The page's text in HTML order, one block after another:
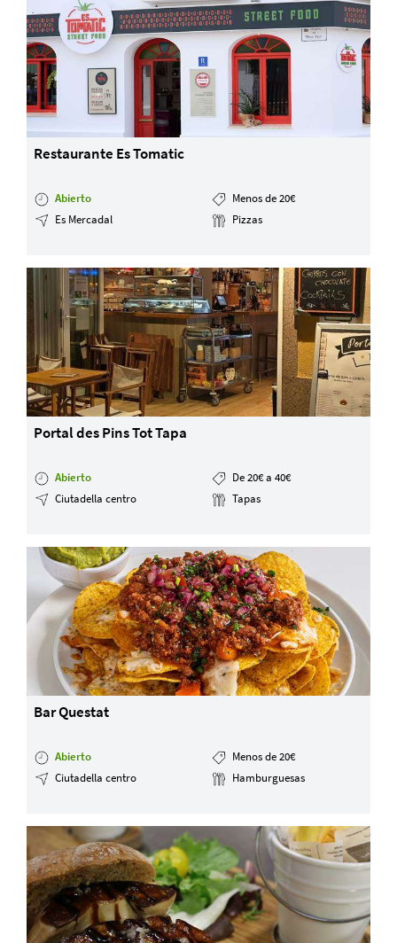
Restaurante Es Tomatic
Abierto
Menos de 20€
Es Mercadal
Pizzas
Portal des Pins Tot Tapa
Abierto
De 20€ a 40€
Ciutadella centro
Tapas
Bar Questat
Abierto
Menos de 20€
Ciutadella centro
Hamburguesas